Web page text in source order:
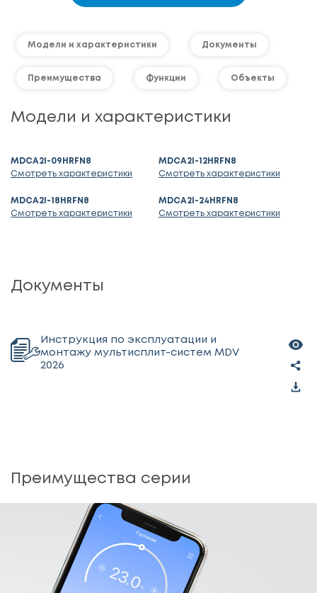
Модели и характеристики Документы
Преимущества Функции Объекты
Модели и характеристики
MDCA2I-09HRFN8
Смотреть характеристики
MDCA2I-12HRFN8
Смотреть характеристики
MDCA2I-18HRFN8
Смотреть характеристики
MDCA2I-24HRFN8
Смотреть характеристики
Документы
Инструкция по эксплуатации и
монтажу мультисплит-систем MDV
2026
Преимущества серии